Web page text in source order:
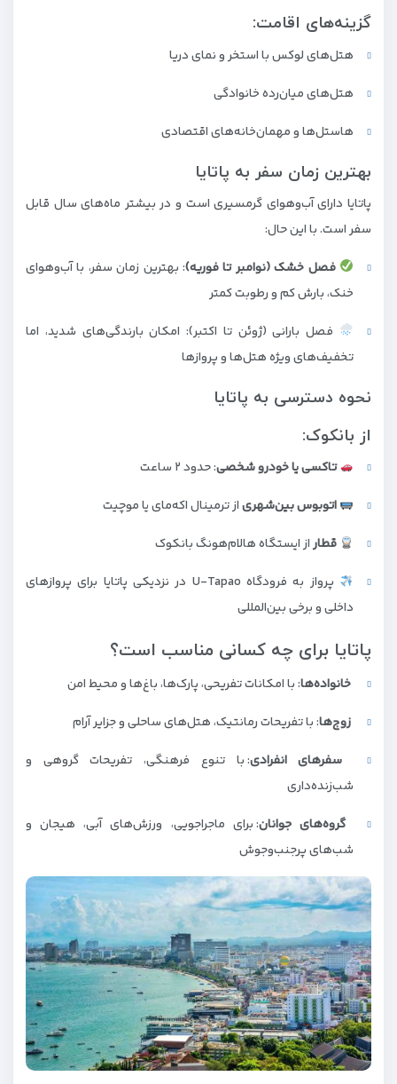
گزینه‌های اقامت:
هتل‌های لوکس با استخر و نمای دریا
هتل‌های میان‌رده خانوادگی
هاستل‌ها و مهمان‌خانه‌های اقتصادی
بهترین زمان سفر به پاتایا
پاتایا دارای آب‌وهوای گرمسیری است و در بیشتر ماه‌های سال قابل
سفر است. با این حال:
فصل خشک (نوامبر تا فوریه): بهترین زمان سفر، با آب‌وهوای
خنک، بارش کم و رطوبت کمتر
فصل بارانی (ژوئن تا اکتبر): امکان بارندگی‌های شدید، اما
تخفیف‌های ویژه هتل‌ها و پروازها
نحوه دسترسی به پاتایا
از بانکوک:
تاکسی یا خودرو شخصی: حدود ۲ ساعت
اتوبوس بین‌شهریاز ترمینال اکه‌مای یا موچیت
قطاراز ایستگاه هالام‌هونگ بانکوک
پرواز به فرودگاه U-Tapao در نزدیکی پاتایا برای پروازهای
داخلی و برخی بین‌المللی
پاتایا برای چه کسانی مناسب است؟
خانواده‌ها: با امکانات تفریحی، پارک‌ها، باغ‌ها و محیط امن
زوج‌ها: با تفریحات رمانتیک، هتل‌های ساحلی و جزایر آرام
سفرهای انفرادی: با تنوع فرهنگی، تفریحات گروهی و
شب‌زنده‌داری
گروه‌های جوانان: برای ماجراجویی، ورزش‌های آبی، هیجان و
شب‌های پرجنب‌وجوش